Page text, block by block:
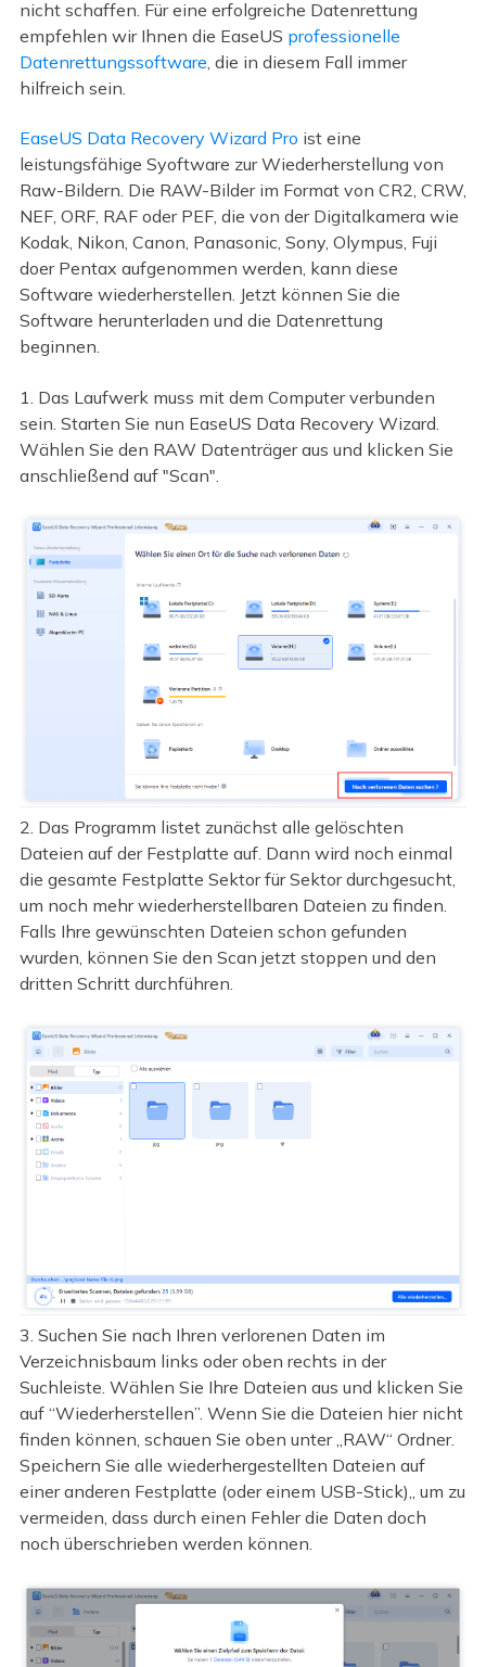
nicht schaffen. Für eine erfolgreiche Datenrettung
empfehlen wir Ihnen die EaseUS professionelle
Datenrettungssoftware , die in diesem Fall immer
hilfreich sein.
EaseUS Data Recovery Wizard Pro ist eine
leistungsfähige Syoftware zur Wiederherstellung von
Raw-Bildern. Die RAW-Bilder im Format von CR2, CRW,
NEF, ORF, RAF oder PEF, die von der Digitalkamera wie
Kodak, Nikon, Canon, Panasonic, Sony, Olympus, Fuji
doer Pentax aufgenommen werden, kann diese
Software wiederherstellen. Jetzt können Sie die
Software herunterladen und die Datenrettung
beginnen.
1. Das Laufwerk muss mit dem Computer verbunden
sein. Starten Sie nun EaseUS Data Recovery Wizard.
Wählen Sie den RAW Datenträger aus und klicken Sie
anschließend auf "Scan".
2. Das Programm listet zunächst alle gelöschten
Dateien auf der Festplatte auf. Dann wird noch einmal
die gesamte Festplatte Sektor für Sektor durchgesucht,
um noch mehr wiederherstellbaren Dateien zu finden.
Falls Ihre gewünschten Dateien schon gefunden
wurden, können Sie den Scan jetzt stoppen und den
dritten Schritt durchführen.
3. Suchen Sie nach Ihren verlorenen Daten im
Verzeichnisbaum links oder oben rechts in der
Suchleiste. Wählen Sie Ihre Dateien aus und klicken Sie
auf “Wiederherstellen”. Wenn Sie die Dateien hier nicht
finden können, schauen Sie oben unter „RAW“ Ordner.
Speichern Sie alle wiederhergestellten Dateien auf
einer anderen Festplatte (oder einem USB-Stick),, um zu
vermeiden, dass durch einen Fehler die Daten doch
noch überschrieben werden können.